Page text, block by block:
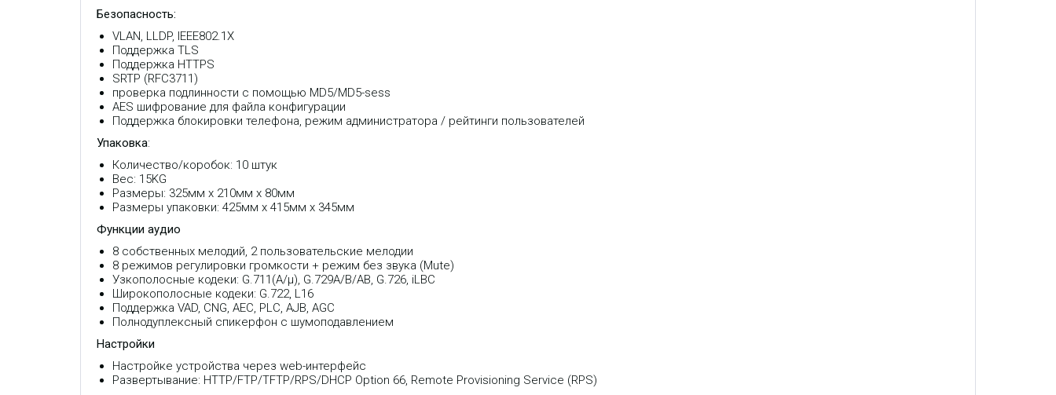
Безопасность:
VLAN, LLDP, IEEE802.1X
Поддержка TLS
Поддержка HTTPS
SRTP (RFC3711)
проверка подлинности с помощью MD5/MD5-sess
AES шифрование для файла конфигурации
Поддержка блокировки телефона, режим администратора / рейтинги пользователей
Упаковка:
Количество/коробок: 10 штук
Вес: 15KG
Размеры: 325мм х 210мм х 80мм
Размеры упаковки: 425мм х 415мм х 345мм
Функции аудио
8 собственных мелодий, 2 пользовательские мелодии
8 режимов регулировки громкости + режим без звука (Mute)
Узкополосные кодеки: G.711(A/μ), G.729A/B/AB, G.726, iLBC
Широкополосные кодеки: G.722, L16
Поддержка VAD, CNG, AEC, PLC, AJB, AGC
Полнодуплексный спикерфон с шумоподавлением
Настройки
Настройке устройства через web-интерфейс
Развертывание: HTTP/FTP/TFTP/RPS/DHCP Option 66, Remote Provisioning Service (RPS)